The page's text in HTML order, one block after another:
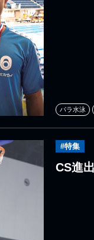
パラ水泳
#特集
CS進